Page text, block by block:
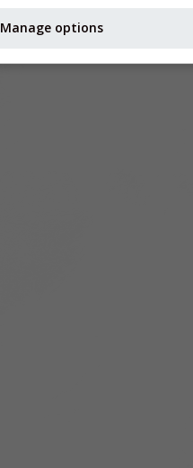
Manage options